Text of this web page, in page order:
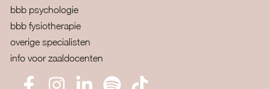
bbb psychologie
bbb fysiotherapie
overige specialisten
info voor zaaldocenten